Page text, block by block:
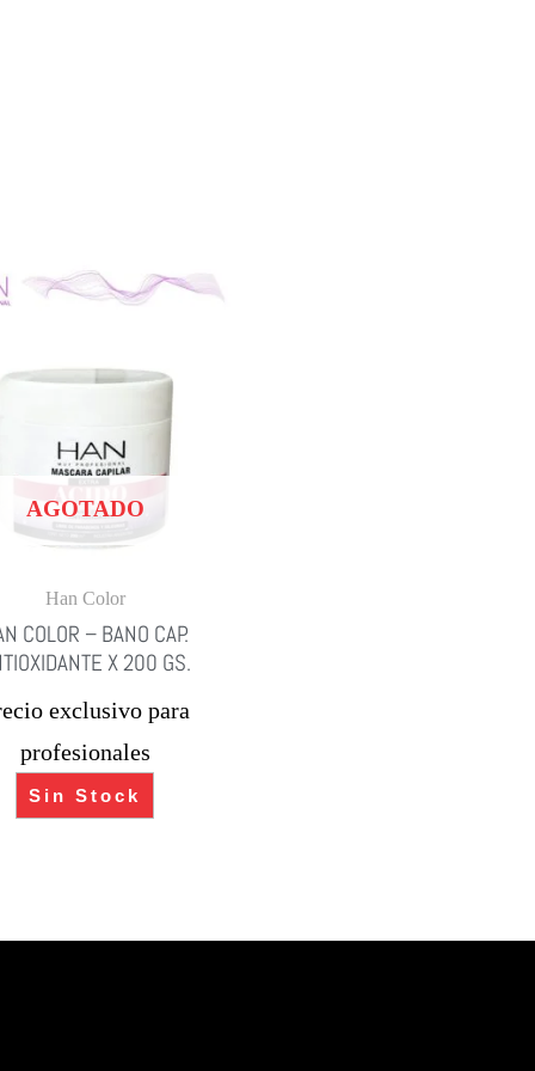
AGOTADO
Han Color
COLOR – BANO CAP.
X 200 GS.
exclusivo para
profesionales
Sin Stock